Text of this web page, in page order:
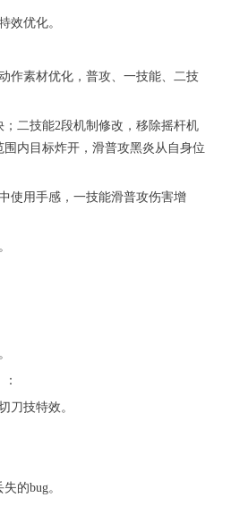
效优化。
作素材优化，普攻、一技能、二技
二技能2段机制修改，移除摇杆机
内目标炸开，滑普攻黑炎从自身位
使用手感，一技能滑普攻伤害增
刀技特效。
的bug。